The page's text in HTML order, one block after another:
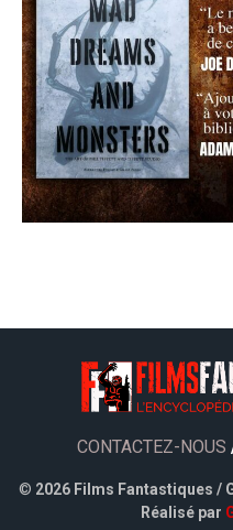
CONTACTEZ-NOUS
© 2026 Films Fantastiques /
Réalisé par